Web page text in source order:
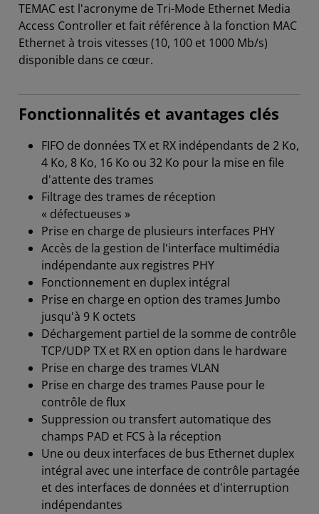
TEMAC est l'acronyme de Tri-Mode Ethernet Media
Access Controller et fait référence à la fonction MAC
Ethernet à trois vitesses (10, 100 et 1000 Mb/s)
disponible dans ce cœur.
Fonctionnalités et avantages clés
FIFO de données TX et RX indépendants de 2 Ko,
4 Ko, 8 Ko, 16 Ko ou 32 Ko pour la mise en file
d'attente des trames
Filtrage des trames de réception
« défectueuses »
Prise en charge de plusieurs interfaces PHY
Accès de la gestion de l'interface multimédia
indépendante aux registres PHY
Fonctionnement en duplex intégral
Prise en charge en option des trames Jumbo
jusqu'à 9 K octets
Déchargement partiel de la somme de contrôle
TCP/UDP TX et RX en option dans le hardware
Prise en charge des trames VLAN
Prise en charge des trames Pause pour le
contrôle de flux
Suppression ou transfert automatique des
champs PAD et FCS à la réception
Une ou deux interfaces de bus Ethernet duplex
intégral avec une interface de contrôle partagée
et des interfaces de données et d'interruption
indépendantes